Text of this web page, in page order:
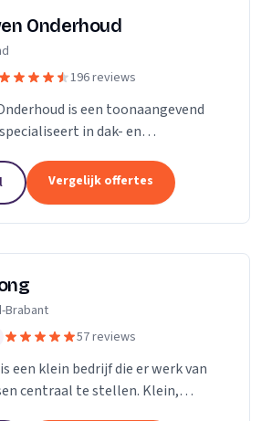
Onderhoud
196 reviews
is een toonaangevend
in dak- en
onze vakkundige aanpak zorgen
pand...
Vergelijk offertes
Brabant
57 reviews
een klein bedrijf die er werk van
centraal te stellen. Klein,